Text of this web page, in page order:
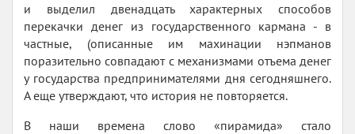
и выделил двенадцать характерных способов
перекачки денег из государственного кармана - в
частные, (описанные им махинации нэпманов
поразительно совпадают с механизмами отъема денег
у государства предпринимателями дня сегодняшнего.
А еще утверждают, что история не повторяется.
В наши времена слово «пирамида» стало